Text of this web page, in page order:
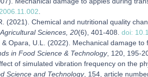
(2021). Chemical and nutritional quality
Sciences, 20(6), 401-408. doi:
& Opara, U.L. (2022). Mechanical damage
in Food Science & Technology, 120, 195-
of simulated vibration frequency on the
Science and Technology, 154, article